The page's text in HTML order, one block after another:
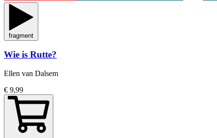
fragment
Wie is Rutte?
Ellen van Dalsem
€ 9,99